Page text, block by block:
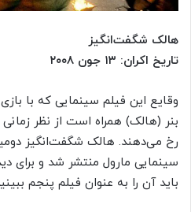
هالک شگفت‌انگیز
تاریخ اکران: ۱۳ جون ۲۰۰۸
وقایع این فیلم سینمایی که با
رخ می‌دهند. هالک شگفت‌انگیز
سینمایی مارول منتشر شد و برای
باید آن را به عنوان فیلم پنجم